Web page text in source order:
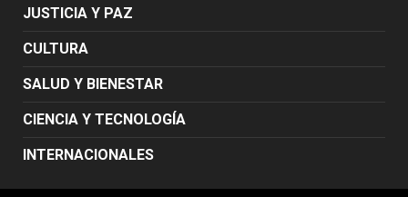
JUSTICIA Y PAZ
CULTURA
SALUD Y BIENESTAR
CIENCIA Y TECNOLOGÍA
INTERNACIONALES